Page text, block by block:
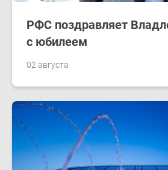
02 августа
РФС поздравляет
с юбилеем